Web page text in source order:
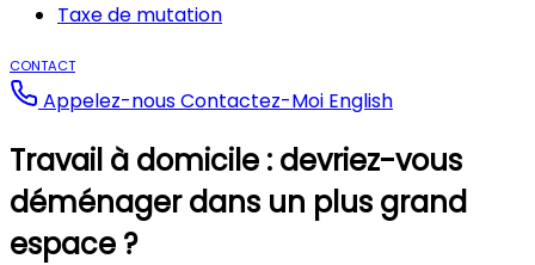
Taxe de mutation
CONTACT
Appelez-nousContactez-Moi English
Travail à domicile : devriez-vous
déménager dans un plus grand
espace ?